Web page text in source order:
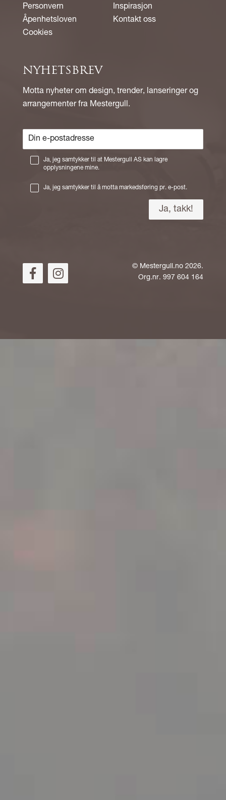
Personvern
Åpenhetsloven
Cookies
Inspirasjon
Kontakt oss
NYHETSBREV
Motta nyheter om design, trender, lanseringer og
arrangementer fra Mestergull.
Ja, jeg samtykker til at Mestergull AS kan lagre
opplysningene mine.
Ja, jeg samtykker til å motta markedsføring pr. e-post.
© Mestergull.no 2026.
Org.nr. 997 604 164